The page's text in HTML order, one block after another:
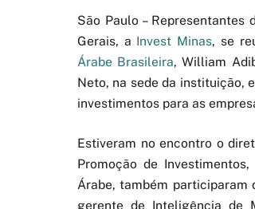
São Paulo –
Gerais, a Invest Minas, se
Árabe Brasileira, William
Neto, na sede da instituição,
investimentos para as
Estiveram no encontro o
Promoção de
Árabe, também participaram
gerente de Inteligência de